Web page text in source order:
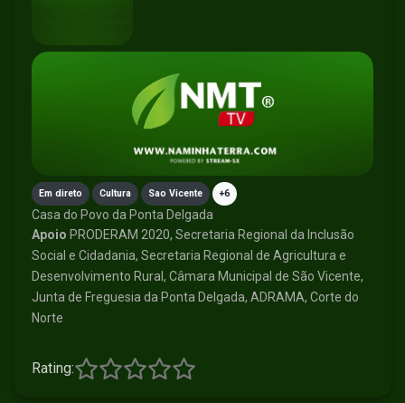
Em direto Cultura Sao Vicente +6
Casa do Povo da Ponta Delgada
Apoio PRODERAM 2020, Secretaria Regional da Inclusão
Social e Cidadania, Secretaria Regional de Agricultura e
Desenvolvimento Rural, Câmara Municipal de São Vicente,
Junta de Freguesia da Ponta Delgada, ADRAMA, Corte do
Norte
Rating: